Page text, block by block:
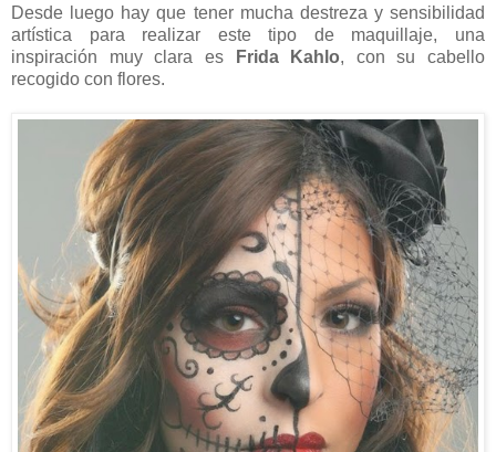
Desde luego hay que tener mucha destreza y sensibilidad
artística para realizar este tipo de maquillaje, una
inspiración muy clara es
Frida Kahlo, con su cabello
recogido con flores.